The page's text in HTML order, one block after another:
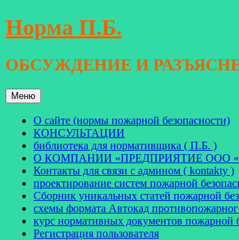
Перейти
к
Норма П.Б.
ОБСУЖДЕНИЕ И
Меню
О сайте (нормы пожарной безопасности)
КОНСУЛЬТАЦИИ
библиотека для нормативщика ( П.Б. )
О КОМПАНИИ «ПРЕДПРИЯТИЕ ООО
Контакты для связи с админом ( kontakty )
проектирование систем пожарной
Сборник уникальных статей пожарной
схемы формата Автокад
курс нормативных документов пожарной
Регистрация пользователя